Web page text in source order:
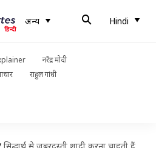
अन्य Hindi
नरेंद्र मोदी
राहुल गांधी